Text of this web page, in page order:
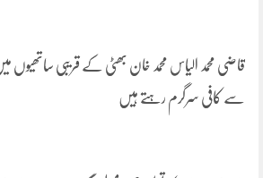
قاضی محمد الیاس محمد خان بھٹی کے قریبی ساتھیوں
سے کافی سرگرم رہتے ہیں